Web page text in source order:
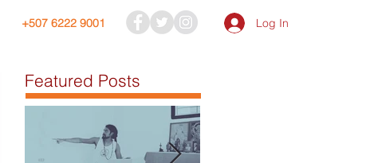
+507 6222 9001 Log In
Featured Posts